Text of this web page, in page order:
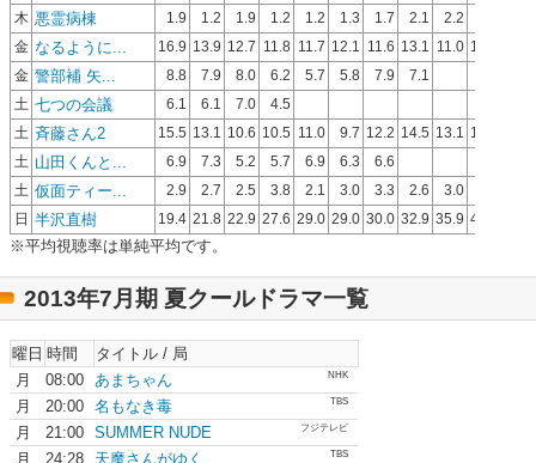
木 悪霊病棟 1.9 1.2 1.9 1.2 1.2 1.3 1.7 2.1 2.2
金 なるように... 16.9 13.9 12.7 11.8 11.7 12.1 11.6 13.1 11.0 12.5
金 警部補 矢... 8.8 7.9 8.0 6.2 5.7 5.8 7.9
7.1
土 七つの会議 6.1 6.1 7.0
4.5
土 斉藤さん2 15.5 13.1 10.6 10.5 11.0 9.7 12.2 14.5 13.1
12.9
土 山田くんと... 6.9 7.3 5.2 5.7 6.9 6.3
6.6
土 仮面ティー... 2.9 2.7 2.5 3.8 2.1 3.0 3.3 2.6 3.0
日
半沢直樹 19.4 21.8 22.9 27.6 29.0 29.0 30.0 32.9 35.9 42.2
※平均視聴率は単純平均です。
2013年7月期 夏クールドラマ一覧
曜日 時間
タイトル / 局
月
08:00 あまちゃん NHK
月 20:00 名もなき毒 TBS
月 21:00 SUMMER NUDE フジテレビ
月 24:28 天魔さんがゆく TBS